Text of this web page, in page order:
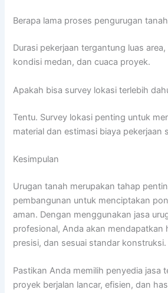
Berapa lama proses pengurugan
Durasi pekerjaan tergantung luas
kondisi medan, dan cuaca proyek.
Apakah bisa survey lokasi terlebih
Tentu. Survey lokasi penting untuk
material dan estimasi biaya pekerjaan
Kesimpulan
Urugan tanah merupakan tahap
pembangunan untuk menciptakan
aman. Dengan menggunakan jasa
profesional, Anda akan mendapatkan
presisi, dan sesuai standar konstruksi.
Pastikan Anda memilih penyedia jasa
proyek berjalan lancar, efisien, dan